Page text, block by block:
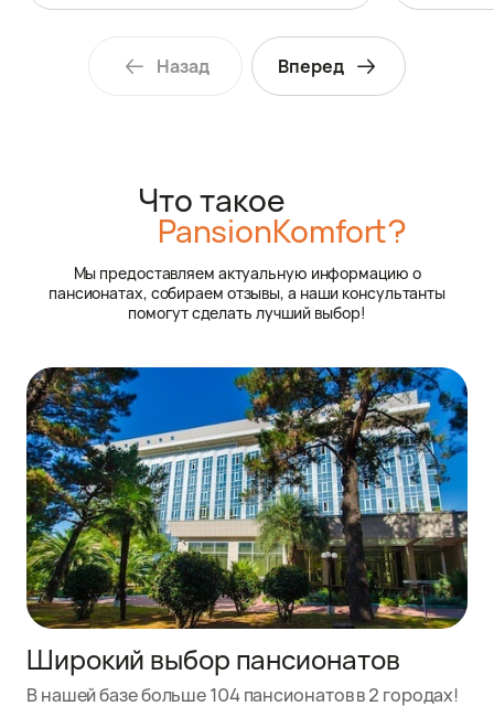
Назад Вперед
Что такое
PansionKomfort?
Мы предоставляем актуальную информацию о
пансионатах, собираем отзывы, а наши консультанты
помогут сделать лучший выбор!
Широкий выбор пансионатов
В нашей базе больше 104 пансионатов в 2 городах!